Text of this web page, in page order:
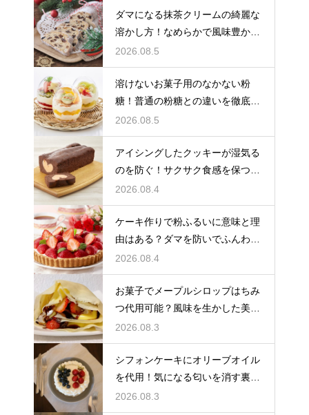
ダマになる抹茶クリームの綺麗な
溶かし方！なめらかで風味豊かな
クリームを作る
2026.08.5
溶けないお菓子用のなかない粉
糖！普通の粉糖との違いを徹底解
説
2026.08.5
アイシングしたクッキーが湿気る
のを防ぐ！サクサク食感を保つ裏
技
2026.08.4
ケーキ作りで粉ふるいに意味と理
由はある？ダマを防いでふんわり
と軽い生地に焼き上げるための基
本
2026.08.4
お菓子でメープルシロップはちみ
つ代用可能？風味を生かした美味
しい技
2026.08.3
シフォンケーキにオリーブオイル
を代用！気になる匂いを消す裏ワ
ザ
2026.08.3